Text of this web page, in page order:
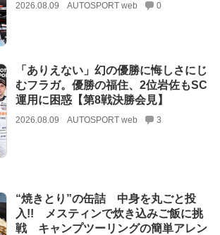
2026.08.09 AUTOSPORT web 0
「ありえない」幻の優勝に悔しさにじ
むフラガ。優勝の福住、2位岩佐もSC
運用に困惑【第8戦決勝会見】
2026.08.09 AUTOSPORT web 3
“焼きとり”の缶詰 中身を丸ごと投
入!! メスティンで炊き込みご飯に挑
戦 キャンプツーリングの簡単アレン